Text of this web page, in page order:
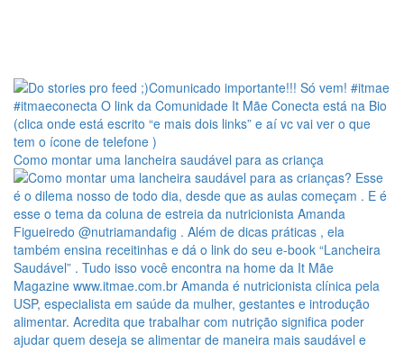
Como montar uma lancheira saudável para as criança